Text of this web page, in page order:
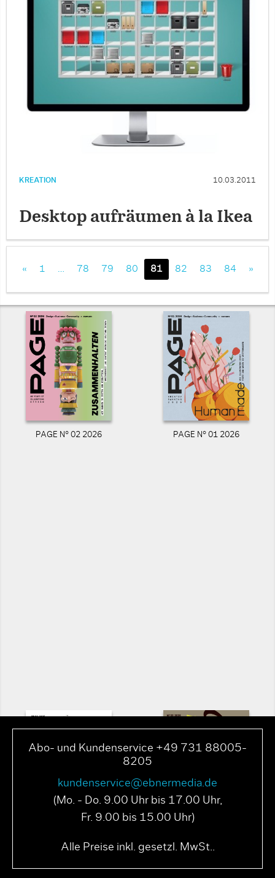
KREATION 10.03.2011
Desktop aufräumen à la Ikea
« 1 78 79 80 81 82 83 84 »
PAGE N° 02 2026 PAGE N° 01 2026
Abo- und Kundenservice +49 731 88005-
8205
kundenservice@ebnermedia.de
(Mo. - Do. 9.00 Uhr bis 17.00 Uhr,
Fr. 9.00 bis 15.00 Uhr)
Alle Preise inkl. gesetzl. MwSt..